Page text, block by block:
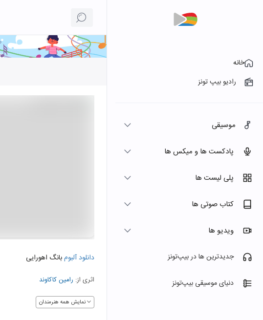
خانه
رادیو بیپ تونز
موسیقی
پادکست ها و میکس ها
پلی لیست ها
کتاب صوتی ها
ویدیو ها
جدیدترین ها در بیپ‌تونز
دنیای موسیقی بیپ‌تونز
دانلود آلبومبانگ اهورایی
اثری از: رامین کاکاوند
نمایش همه هنرمندان